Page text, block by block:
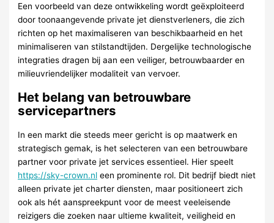
Een voorbeeld van deze ontwikkeling wordt geëxploiteerd
door toonaangevende private jet dienstverleners, die zich
richten op het maximaliseren van beschikbaarheid en het
minimaliseren van stilstandtijden. Dergelijke technologische
integraties dragen bij aan een veiliger, betrouwbaarder en
milieuvriendelijker modaliteit van vervoer.
Het belang van betrouwbare
servicepartners
In een markt die steeds meer gericht is op maatwerk en
strategisch gemak, is het selecteren van een betrouwbare
partner voor private jet services essentieel. Hier speelt
https://sky-crown.nl een prominente rol. Dit bedrijf biedt niet
alleen private jet charter diensten, maar positioneert zich
ook als hét aanspreekpunt voor de meest veeleisende
reizigers die zoeken naar ultieme kwaliteit, veiligheid en